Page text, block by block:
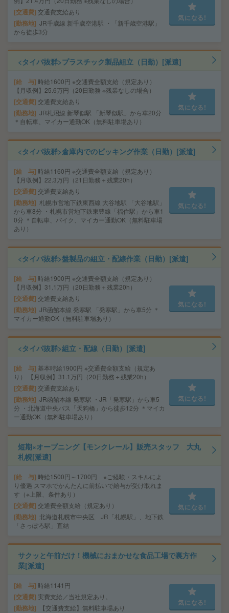
交通費 交通費支給あり
勤務地 JR千歳線 新千歳空港駅 ・「新千歳空港駅」
から徒歩3分
気になる!
<タイパ抜群>プラスチック製品組立（日勤）[派遣]
給 与 時給1600円 ※交通費全額支給（規定あり）
【月収例】25.6万円（20日勤務 ※残業なしの場合）
交通費 交通費支給あり
勤務地 JR札沼線 新琴似駅 「新琴似駅」から車20分
＊自転車、マイカー通勤OK（無料駐車場あり）
気になる!
<タイパ抜群>倉庫内でのピッキング作業（日勤）[派遣]
給 与 時給1160円 ※交通費全額支給（規定あり）
【月収例】22.3万円（21日勤務＋残業20h）
交通費 交通費支給あり
勤務地 札幌市営地下鉄東西線 大谷地駅 「大谷地駅」
から車8分 ・札幌市営地下鉄東豊線「福住駅」から車1
0分 ＊自転車、バイク、マイカー通勤OK（無料駐車場
あり）
気になる!
<タイパ抜群>盤製品の組立・配線作業（日勤）[派遣]
給 与 時給1900円 ※交通費全額支給（規定あり）
【月収例】31.1万円（20日勤務＋残業20h）
交通費 交通費支給あり
勤務地 JR函館本線 発寒駅 「発寒駅」から車5分 ＊
マイカー通勤OK（無料駐車場あり）
気になる!
<タイパ抜群>組立・配線（日勤）[派遣]
給 与 基本時給1900円 ※交通費全額支給（規定あ
り） 【月収例】31.1万円（20日勤務＋残業20h）
交通費 交通費支給あり
勤務地 JR函館本線 発寒駅 ・JR「発寒駅」から車5
分 ・北海道中央バス「天狗橋」から徒歩12分 ＊マイカ
ー通勤OK（無料駐車場あり）
気になる!
短期×オープニング【モンクレール】販売スタッフ 大丸
札幌[派遣]
給 与 時給1500円～1700円 ※ご経験・スキルによ
り優遇 スマホでかんたんに前払いで給与が受け取れま
す（※上限、条件あり）
交通費 交通費全額支給（規定あり）
勤務地
北海道札幌市中央区 JR「札幌駅」、地下鉄
「さっぽろ駅」直結
気になる!
サクッと午前だけ！機械におまかせな食品工場で裏方作
業[派遣]
給 与 時給1141円
交通費 実費支給／当社規定あり。
勤務地 【交通費支給】無料駐車場あり
気になる!